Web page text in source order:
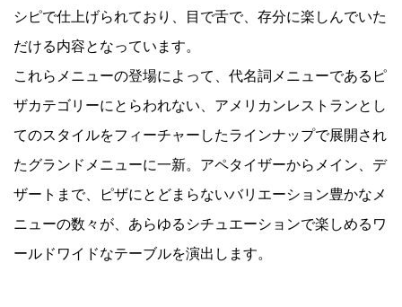
Facebook
JP EN
シピで仕上げられており、目で舌で、存分に楽しんでいた
だける内容となっています。
これらメニューの登場によって、代名詞メニューであるピ
ザカテゴリーにとらわれない、アメリカンレストランとし
てのスタイルをフィーチャーしたラインナップで展開され
たグランドメニューに一新。アペタイザーからメイン、デ
ザートまで、ピザにとどまらないバリエーション豊かなメ
ニューの数々が、あらゆるシチュエーションで楽しめるワ
ールドワイドなテーブルを演出します。